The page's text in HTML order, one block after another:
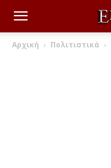
Αρχική Πολιτιστικά